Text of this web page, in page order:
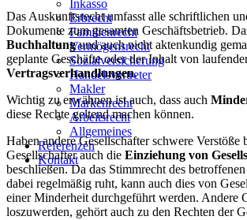
Inkasso
Erbrecht
Familienrecht
Vermögensrecht
Sozialversicherung
Handelsvertreter
Makler
Markenrecht
Arbeitsrecht
Allgemeines
Referenzen
Kontakt
Das Auskunftsrecht umfasst alle schriftlichen
Dokumente zum gesamten Geschäftsbetrieb.
Buchhaltungund auch nicht aktenkundig
geplante Geschäfte oder der Inhalt von
Vertragsverhandlungen.
Wichtig zu erwähnen ist auch, dass auch
diese Rechte geltend machen können.
Haben andere Gesellschafter schwere Verstöße
Gesellschafter auch die Einziehung von
beschließen. Da das Stimmrecht des
dabei regelmäßig ruht, kann auch dies von
einer Minderheit durchgeführt werden. Andere
loszuwerden, gehört auch zu den Rechten der